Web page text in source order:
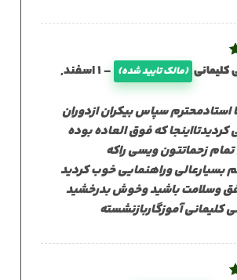
کلیمانی (مالک تایید شده) – 1 اسفند,
استادمحترم سپاس بیکران ازدوران
که فوق العاده بوده
زحماتتون ویسی راکه
بسیارعالی وراهنمایی خوب کردید
وسلامت باشید وخوش بدرخشید
کلیمانی آموزگاربازنشسته